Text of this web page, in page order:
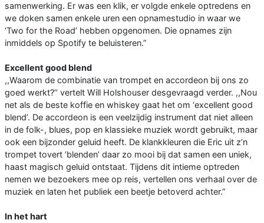
samenwerking. Er was een klik, er volgde enkele optredens en
we doken samen enkele uren een opnamestudio in waar we
‘Two for the Road’ hebben opgenomen. Die opnames zijn
inmiddels op Spotify te beluisteren.”
Excellent good blend
,,Waarom de combinatie van trompet en accordeon bij ons zo
goed werkt?’’ vertelt Will Holshouser desgevraagd verder. ,,Nou
net als de beste koffie en whiskey gaat het om ‘excellent good
blend’. De accordeon is een veelzijdig instrument dat niet alleen
in de folk-, blues, pop en klassieke muziek wordt gebruikt, maar
ook een bijzonder geluid heeft. De klankkleuren die Eric uit z’n
trompet tovert ‘blenden’ daar zo mooi bij dat samen een uniek,
haast magisch geluid ontstaat. Tijdens dit intieme optreden
nemen we bezoekers mee op reis, vertellen ons verhaal over de
muziek en laten het publiek een beetje betoverd achter.”
In het hart